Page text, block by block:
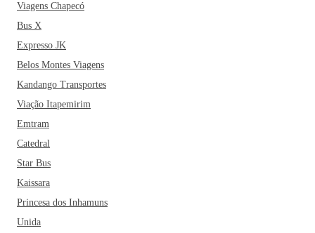
Viagens Chapecó
Bus X
Expresso JK
Belos Montes Viagens
Kandango Transportes
Viação Itapemirim
Emtram
Catedral
Star Bus
Kaissara
Princesa dos Inhamuns
Unida